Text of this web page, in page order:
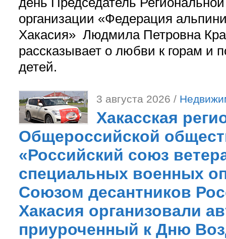
организации «Федерация
Хакасия» Людмила Петровна
рассказывает о любви к горам и
детей.
3 августа 2026 /
Хакасская
Общероссийской
«Российский союз
специальных военных
Союзом десантников
Хакасия организовали
приуроченный к Дню